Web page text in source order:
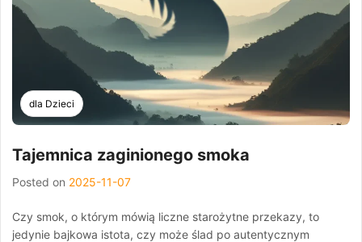
dla Dzieci
Tajemnica zaginionego smoka
Posted on 2025-11-07
Czy smok, o którym mówią liczne starożytne przekazy, to
jedynie bajkowa istota, czy może ślad po autentycznym